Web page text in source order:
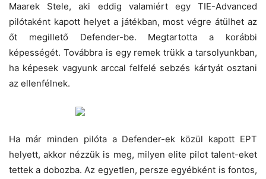
Maarek Stele, aki eddig valamiért egy TIE-Advanced
pilótaként kapott helyet a játékban, most végre átülhet az
őt megillető Defender-be. Megtartotta a korábbi
képességét. Továbbra is egy remek trükk a tarsolyunkban,
ha képesek vagyunk arccal felfelé sebzés kártyát osztani
az ellenfélnek.
Ha már minden pilóta a Defender-ek közül kapott EPT
helyett, akkor nézzük is meg, milyen elite pilot talent-eket
tettek a dobozba. Az egyetlen, persze egyébként is fontos,